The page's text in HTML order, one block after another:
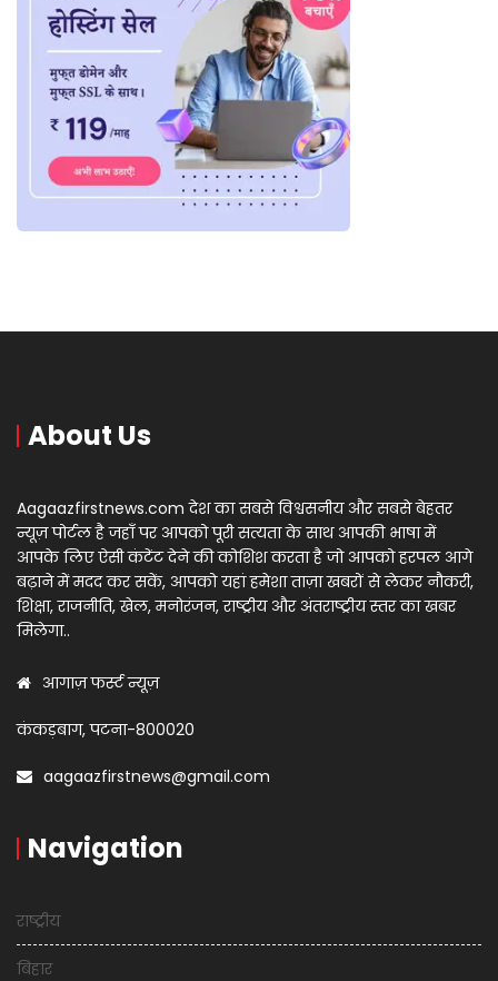
About Us
Aagaazfirstnews.com देश का सबसे विश्वसनीय और सबसे बेहतर
न्यूज़ पोर्टल है जहाँ पर आपको पूरी सत्यता के साथ आपकी भाषा में
आपके लिए ऐसी कंटेंट देने की कोशिश करता है जो आपको हरपल आगे
बढ़ाने में मदद कर सकें, आपको यहां हमेशा ताज़ा खबरों से लेकर नौकरी,
शिक्षा, राजनीति, खेल, मनोरंजन, राष्ट्रीय और अंतराष्ट्रीय स्तर का खबर
मिलेगा..
आगाज़ फर्स्ट न्यूज़
कंकड़बाग, पटना-800020
aagaazfirstnews@gmail.com
Navigation
राष्ट्रीय
बिहार